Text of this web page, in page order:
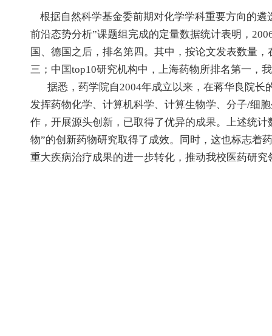
根据自然科学基金委前期对化学学科重要方向的遴
前沿态势分析”课题组完成的定量数据统计表明，
国、德国之后，排名第四。其中，按论文发表数量
三；中国top10研究机构中，上海药物所排名第一，
据悉，药学院自2004年成立以来，在蒋华良院长
发挥药物化学、计算机科学、计算生物学、分子/细
作，开展源头创新，已取得了优异的成果。上述统
物”的创新药物研究取得了成效。同时，这也标志着
重大疾病治疗成果的进一步转化，推动我校医药研